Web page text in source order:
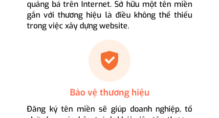
quảng bá trên Internet. Sở hữu một tên miền
gắn với thương hiệu là điều không thể thiếu
trong việc xây dựng website.
Bảo vệ thương hiệu
Đăng ký tên miền sẽ giúp doanh nghiệp, tổ